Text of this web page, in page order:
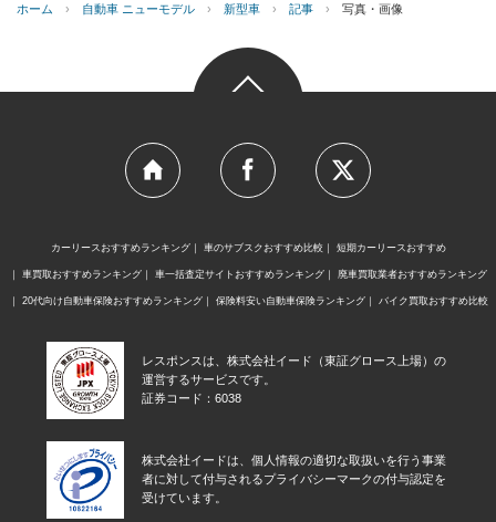
ホーム › 自動車 ニューモデル › 新型車 › 記事 › 写真・画像
カーリースおすすめランキング 車のサブスクおすすめ比較 短期カーリースおすすめ
車買取おすすめランキング 車一括査定サイトおすすめランキング 廃車買取業者おすすめランキング
20代向け自動車保険おすすめランキング 保険料安い自動車保険ランキング バイク買取おすすめ比較
レスポンスは、株式会社イード（東証グロース上場）の
運営するサービスです。
証券コード：6038
株式会社イードは、個人情報の適切な取扱いを行う事業
者に対して付与されるプライバシーマークの付与認定を
受けています。